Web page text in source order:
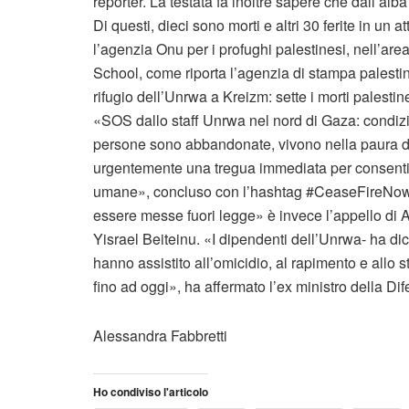
Di questi, dieci sono morti e altri 30 ferite in un
l’agenzia Onu per i profughi palestinesi,
School, come riporta l’agenzia di stampa
rifugio dell’Unrwa a Kreizm: sette i morti
«SOS dallo staff Unrwa nel nord di Gaza:
persone sono abbandonate, vivono nella paura
urgentemente una tregua immediata per
umane», concluso con l’hashtag
essere messe fuori legge» è invece l’appello
Yisrael Beiteinu. «I dipendenti dell’Unrwa- ha
hanno assistito all’omicidio, al rapimento e allo
fino ad oggi», ha affermato l’ex ministro della
Alessandra Fabbretti
Ho condiviso l'articolo